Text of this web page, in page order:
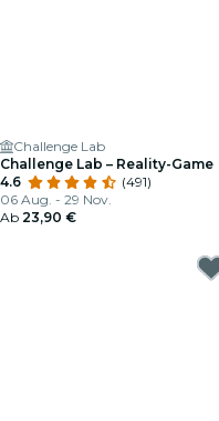
Challenge Lab
Challenge Lab – Reality-Game
4.6
(491)
06 Aug. - 29 Nov.
Ab 23,90 €